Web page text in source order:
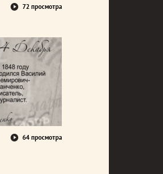
72 просмотра
64 просмотра